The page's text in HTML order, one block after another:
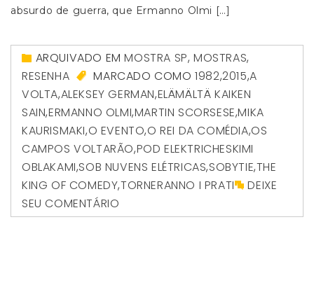
absurdo de guerra, que Ermanno Olmi […]
ARQUIVADO EMMOSTRA SP,MOSTRAS,
RESENHA
MARCADO COMO1982,2015,A
VOLTA,ALEKSEY GERMAN,ELÄMÄLTÄ KAIKEN
SAIN,ERMANNO OLMI,MARTIN SCORSESE,MIKA
KAURISMAKI,O EVENTO,O REI DA COMÉDIA,OS
CAMPOS VOLTARÃO,POD ELEKTRICHESKIMI
OBLAKAMI,SOB NUVENS ELÉTRICAS,SOBYTIE,THE
KING OF COMEDY,TORNERANNO I PRATI
DEIXE
SEU COMENTÁRIO